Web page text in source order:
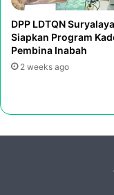
DPP LDTQN Suryalaya
Siapkan Program
Pembina Inabah
2 weeks ago